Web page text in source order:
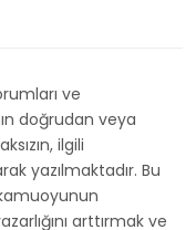
ve
doğrudan veya
ilgili
yazılmaktadır. Bu
arttırmak ve